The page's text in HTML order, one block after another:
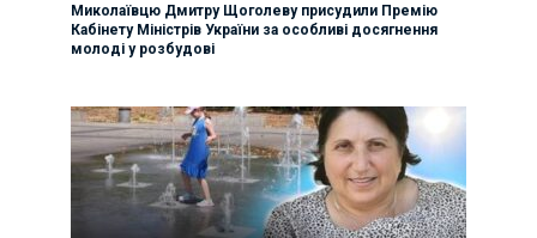
Миколаївцю Дмитру Щоголеву присудили Премію
Кабінету Міністрів України за особливі досягнення
молоді у розбудові